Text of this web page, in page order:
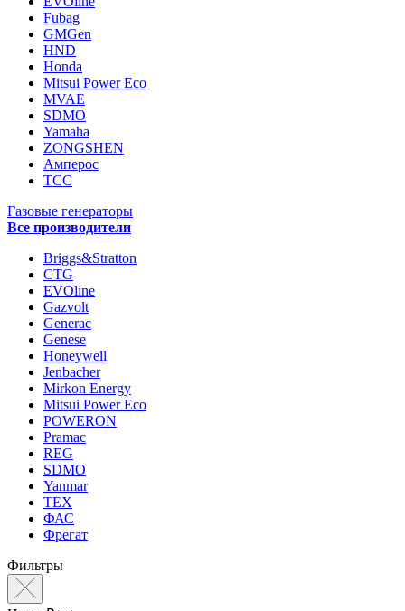
Fubag
GMGen
HND
Honda
Mitsui Power Eco
MVAE
SDMO
Yamaha
ZONGSHEN
Амперос
ТСС
Газовые генераторы
Все производители
Briggs&Stratton
CTG
EVOline
Gazvolt
Generac
Genese
Honeywell
Jenbacher
Mirkon Energy
Mitsui Power Eco
POWERON
Pramac
REG
SDMO
Yanmar
ТЕХ
ФАС
Фрегат
Фильтры